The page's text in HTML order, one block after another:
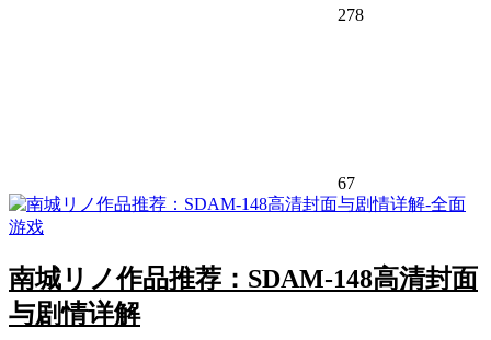
278
67
南城リノ作品推荐：SDAM-148高清封面
与剧情详解